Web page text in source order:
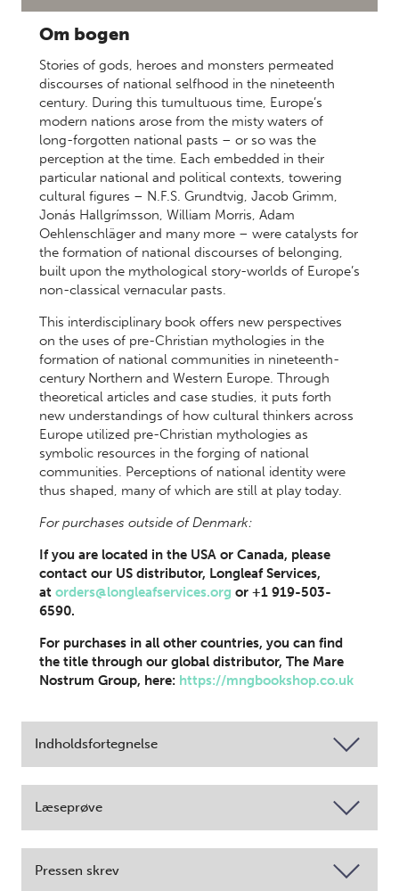
Om bogen
Stories of gods, heroes and monsters permeated
discourses of national selfhood in the nineteenth
century. During this tumultuous time, Europe’s
modern nations arose from the misty waters of
long-forgotten national pasts – or so was the
perception at the time. Each embedded in their
particular national and political contexts, towering
cultural figures – N.F.S. Grundtvig, Jacob Grimm,
Jonás Hallgrímsson, William Morris, Adam
Oehlenschläger and many more – were catalysts for
the formation of national discourses of belonging,
built upon the mythological story-worlds of Europe’s
non-classical vernacular pasts.
This interdisciplinary book offers new perspectives
on the uses of pre-Christian mythologies in the
formation of national communities in nineteenth-
century Northern and Western Europe. Through
theoretical articles and case studies, it puts forth
new understandings of how cultural thinkers across
Europe utilized pre-Christian mythologies as
symbolic resources in the forging of national
communities. Perceptions of national identity were
thus shaped, many of which are still at play today.
For purchases outside of Denmark:
If you are located in the USA or Canada, please
contact our US distributor, Longleaf Services,
at orders@longleafservices.org or +1 919-503-
6590.
For purchases in all other countries, you can find
the title through our global distributor, The Mare
Nostrum Group, here: https://mngbookshop.co.uk
Indholdsfortegnelse
Læseprøve
Pressen skrev